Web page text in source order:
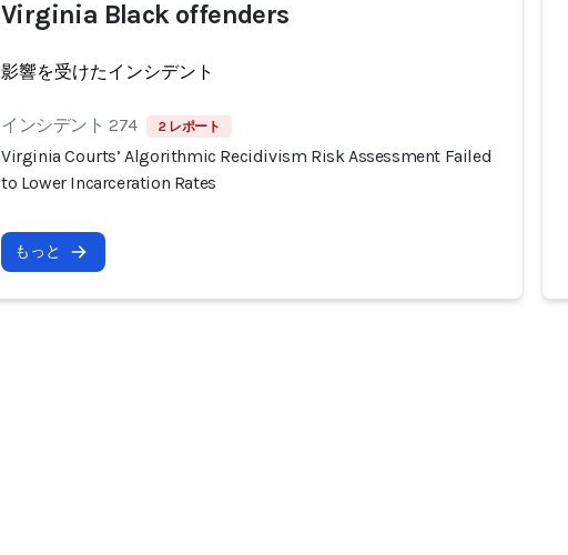
Virginia Black offenders
影響を受けたインシデント
インシデント 274 2 レポート
Virginia Courts’ Algorithmic Recidivism Risk Assessment Failed
to Lower Incarceration Rates
もっと